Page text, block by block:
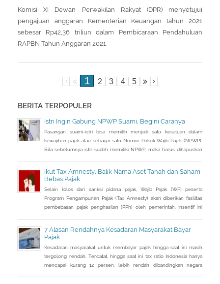
Komisi XI Dewan Perwakilan Rakyat (DPR) menyetujui
pengajuan anggaran Kementerian Keuangan tahun 2021
sebesar Rp42,36 triliun dalam Pembicaraan Pendahuluan
RAPBN Tahun Anggaran 2021.
1 2 3 4 5
BERITA TERPOPULER
Istri Ingin Gabung NPWP Suami, Begini Caranya
Pasangan suami-istri bisa memilih menjadi satu kesatuan dalam
kewajiban pajak atau sebagai satu Nomor Pokok Wajib Pajak (NPWP).
Bila sebelumnya istri sudah memiliki NPWP, maka harus dihapuskan
Ikut Tax Amnesty, Balik Nama Aset Tanah dan Saham
Bebas Pajak
Selain lolos dari sanksi pidana pajak, Wajib Pajak (WP) peserta
Program Pengampunan Pajak (Tax Amnesty) akan diberikan fasilitas
pembebasan pajak penghasilan (PPh) oleh pemerintah. Insentif ini
7 Alasan Rendahnya Kesadaran Masyarakat Bayar
Pajak
Kesadaran masyarakat untuk membayar pajak hingga saat ini masih
tergolong rendah. Tercatat, hingga saat ini tax ratio Indonesia hanya
mencapai kurang 12 persen, lebih rendah dibandingkan negara